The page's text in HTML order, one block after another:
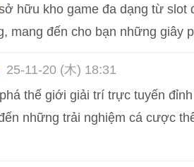
hữu kho game đa dạng từ slot
mang đến cho bạn những giây
25-11-20 (木) 18:31
thế giới giải trí trực tuyến
những trải nghiệm cá cược